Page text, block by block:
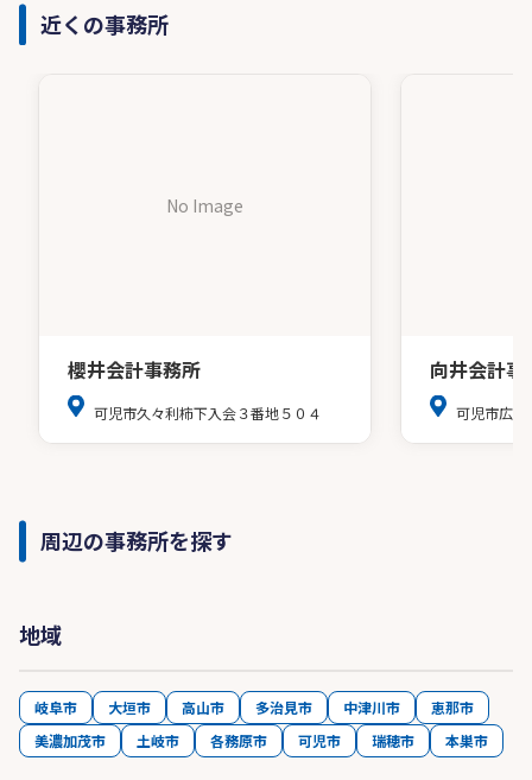
近くの事務所
No Image
櫻井会計事務所
可児市久々利柿下入会３番地５０４
向井会計事
可児市広見
周辺の事務所を探す
地域
岐阜市 大垣市 高山市 多治見市 中津川市
恵那市
美濃加茂市
土岐市 各務原市 可児市 瑞穂市 本巣市